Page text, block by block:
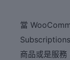
當
商品或是服務